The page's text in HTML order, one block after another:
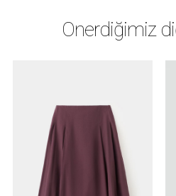
Önerdiğimiz